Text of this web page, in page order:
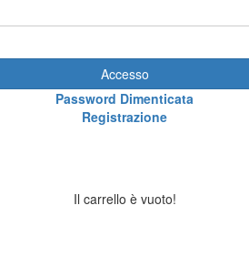
Accesso
Password Dimenticata
Registrazione
Il carrello è vuoto!